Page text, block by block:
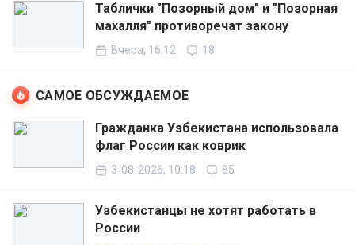
Таблички "Позорный дом" и "Позорная
махалля" противоречат закону
Вчера, 16:12 18
САМОЕ ОБСУЖДАЕМОЕ
Гражданка Узбекистана использовала
флаг России как коврик
3-08-2026, 10:18 85
Узбекистанцы не хотят работать в
России